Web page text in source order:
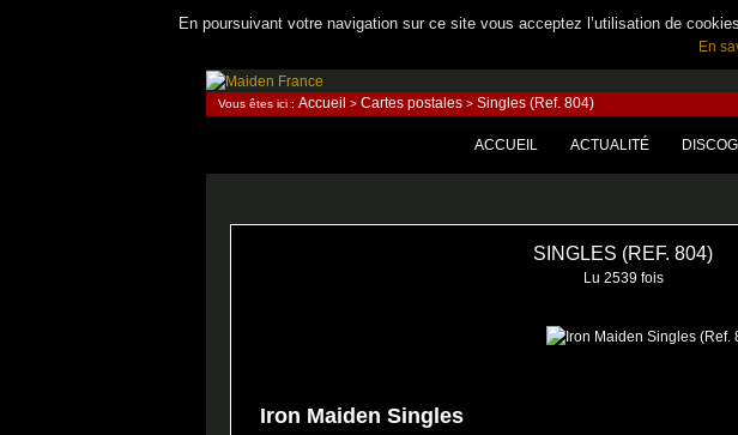
En poursuivant votre navigation sur ce site vous acceptez l’utilisation de
En
Maiden France
Vous êtes ici : Accueil > Cartes postales > Singles (Ref. 804)
ACCUEIL ACTUALITÉ
SINGLES (REF. 804)
Lu 2539 fois
Iron Maiden Singles